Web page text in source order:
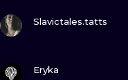
Slavictales.tatts
Eryka